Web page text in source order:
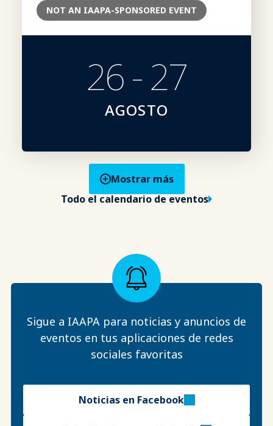
NOT AN IAAPA-SPONSORED EVENT
26 - 27
AGOSTO
Mostrar más
Todo el calendario de eventos
Sigue a IAAPA para noticias y anuncios de
eventos en tus aplicaciones de redes
sociales favoritas
Noticias en Facebook